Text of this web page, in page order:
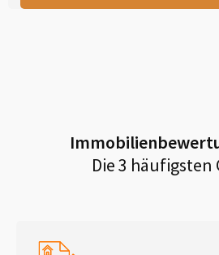
Die 3 häufigsten